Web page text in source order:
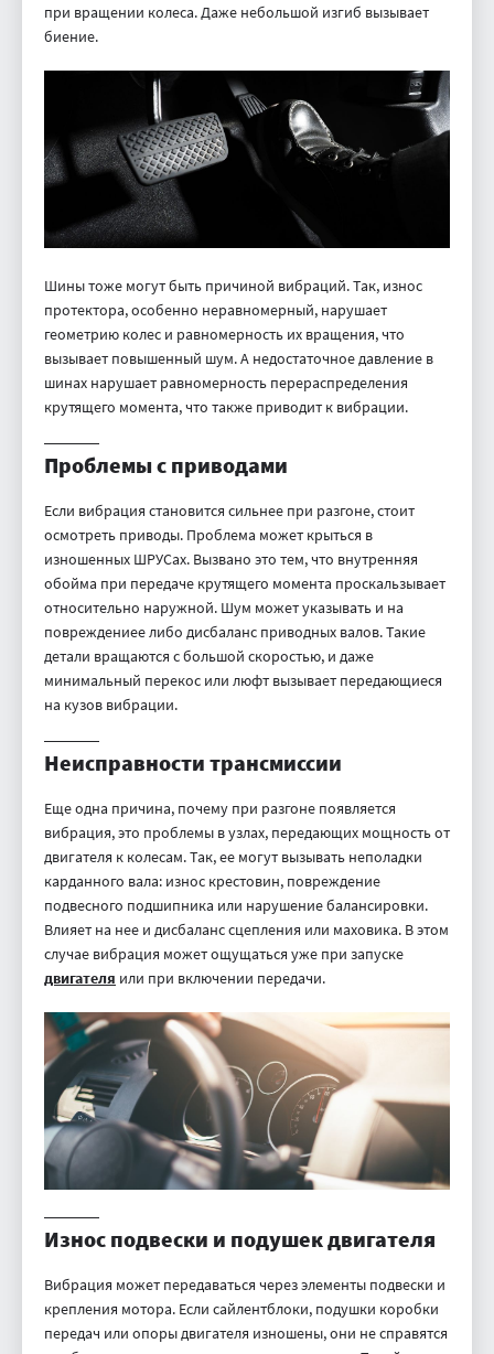
при вращении колеса. Даже небольшой изгиб вызывает
биение.
Шины тоже могут быть причиной вибраций. Так, износ
протектора, особенно неравномерный, нарушает
геометрию колес и равномерность их вращения, что
вызывает повышенный шум. А недостаточное давление в
шинах нарушает равномерность перераспределения
крутящего момента, что также приводит к вибрации.
Проблемы с приводами
Если вибрация становится сильнее при разгоне, стоит
осмотреть приводы. Проблема может крыться в
изношенных ШРУСах. Вызвано это тем, что внутренняя
обойма при передаче крутящего момента проскальзывает
относительно наружной. Шум может указывать и на
повреждениее либо дисбаланс приводных валов. Такие
детали вращаются с большой скоростью, и даже
минимальный перекос или люфт вызывает передающиеся
на кузов вибрации.
Неисправности трансмиссии
Еще одна причина, почему при разгоне появляется
вибрация, это проблемы в узлах, передающих мощность от
двигателя к колесам. Так, ее могут вызывать неполадки
карданного вала: износ крестовин, повреждение
подвесного подшипника или нарушение балансировки.
Влияет на нее и дисбаланс сцепления или маховика. В этом
случае вибрация может ощущаться уже при запуске
двигателя или при включении передачи.
Износ подвески и подушек двигателя
Вибрация может передаваться через элементы подвески и
крепления мотора. Если сайлентблоки, подушки коробки
передач или опоры двигателя изношены, они не справятся